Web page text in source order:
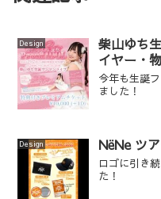
Design
柴山ゆち
イヤー・
今年も生誕
ました！
Design NёNe ツ
ロゴに引き
た！